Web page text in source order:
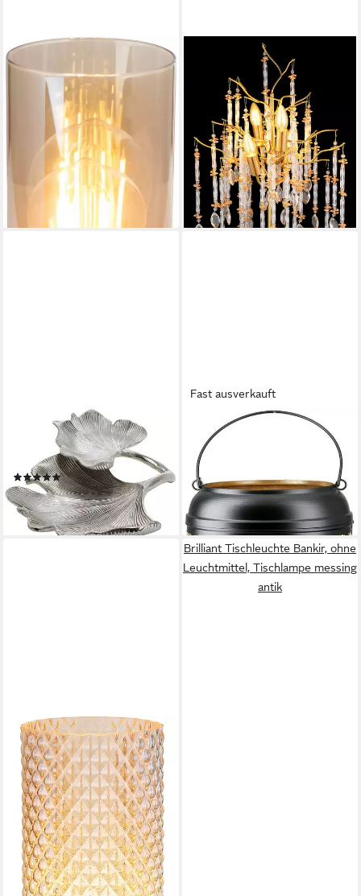
GLOBO LIGHTING
Tischleuchte ANNIKA, ohne
Leuchtmittel, Tischlampe
Nachttischlampe Deko-
Tischleuchte Schlafzimmer
ab 34,99 €
UVP44,99 €
lieferbar - in 6-7 Werktagen bei dir
GLOBO LIGHTING
Tischleuchte GLORIA, ohne
Leuchtmittel, Tischleuchte
gold matt mit dekorativen
Glaskristallen
ab 143,99 € UVP219,99 €
-35%
lieferbar - in 6-7 Werktagen bei dir
Dekoschale Schale Ginkgo
Blatt, silber (1 St), silberfarben
(2)
74,88 €
leider ausverkauft
Fast ausverkauft
GILDE
Windlicht Windlicht Ginkgo,
schwarz H.36 cm (1 St)
ab 49,14 € UVP69,95 €
-30%
lieferbar - in 2-3 Werktagen bei dir
GLOBO LIGHTING
Tischleuchte KAROLO, ohne
Leuchtmittel, Tischlampe
Nachttischlampe Deko-
Tischleuchte Schlafzimmer
44,92 € UVP59,99 €
-25%
lieferbar - in 6-8 Werktagen bei dir
Brilliant Tischleuchte Bankir, ohne
Leuchtmittel, Tischlampe messing
antik